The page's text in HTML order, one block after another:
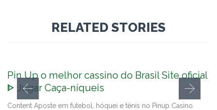
RELATED STORIES
Pin Up o melhor cassino do Brasil Site oficial
ᐈ Jogar Caça-níqueis
Content Aposte em futebol, hóquei e tênis no Pinup Casino.